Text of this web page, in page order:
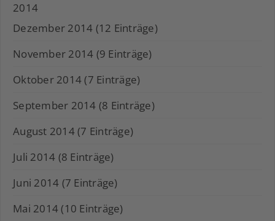
2014
Dezember 2014 (12 Einträge)
November 2014 (9 Einträge)
Oktober 2014 (7 Einträge)
September 2014 (8 Einträge)
August 2014 (7 Einträge)
Juli 2014 (8 Einträge)
Juni 2014 (7 Einträge)
Mai 2014 (10 Einträge)